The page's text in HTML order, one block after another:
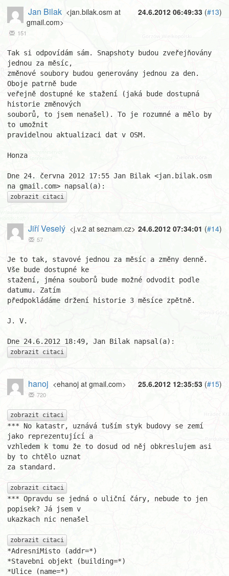
24.6.2012 06:49:33 (#13)
Jan Bilak <jan.bilak.osm at
gmail.com>
151
Tak si odpovídám sám. Snapshoty budou zveřejňovány
jednou za měsíc,
změnové soubory budou generovány jednou za den.
Oboje patrně bude
veřejně dostupné ke stažení (jaká bude dostupná
historie změnových
souborů, to jsem nenašel). To je rozumné a mělo by
to umožnit
pravidelnou aktualizaci dat v OSM.
Honza
Dne 24. června 2012 17:55 Jan Bilak <jan.bilak.osm
zobrazit citaci
24.6.2012 07:34:01 (#14)
Jiří Veselý <j.v.2 at seznam.cz>
57
Je to tak, stavové jednou za měsíc a změny denně.
Vše bude dostupné ke
stažení, jména souborů bude možné odvodit podle
datumu. Zatím
předpokládáme držení historie 3 měsíce zpětně.
J. V.
zobrazit citaci
25.6.2012 12:35:53 (#15)
hanoj <ehanoj at gmail.com>
720
zobrazit citaci
*** No katastr, uznává tuším styk budovy se zemí
jako reprezentující a
vzhledem k tomu že to dosud od něj obkreslujem asi
by to chtělo uznat
za standard.
zobrazit citaci
*** Opravdu se jedná o uliční čáry, nebude to jen
popisek? Já jsem v
ukazkach nic nenašel
zobrazit citaci
*AdresniMisto (addr=*)
*Stavebni objekt (building=*)
*Ulice (name=*)